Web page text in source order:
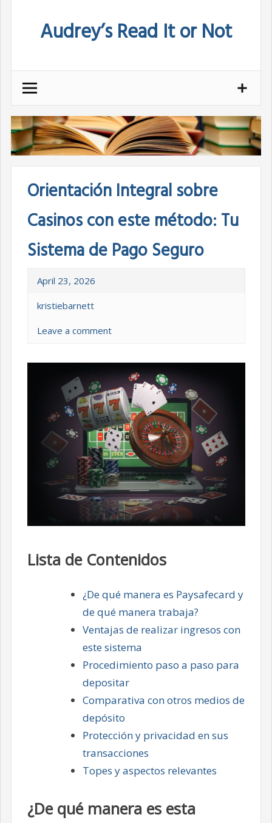
Audrey’s Read It or Not
Orientación Integral sobre
Casinos con este método: Tu
Sistema de Pago Seguro
April 23, 2026
kristiebarnett
Leave a comment
Lista de Contenidos
¿De qué manera es Paysafecard y
de qué manera trabaja?
Ventajas de realizar ingresos con
este sistema
Procedimiento paso a paso para
depositar
Comparativa con otros medios de
depósito
Protección y privacidad en sus
transacciones
Topes y aspectos relevantes
¿De qué manera es esta